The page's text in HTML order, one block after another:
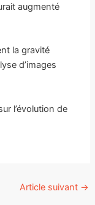
augmenté
la gravité
d’images
l’évolution de
Article suivant →